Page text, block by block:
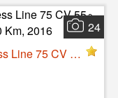
24
Peugeot 208 1.6 BLUEHDI Business Line 75 CV 55 KW (75 CV), Diesel, Manual, 168520 Km, 2016